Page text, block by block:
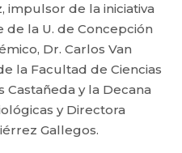
impulsor de la iniciativa
de la U. de Concepción
Dr. Carlos Van
la Facultad de Ciencias
Castañeda y la Decana
y Directora
Gallegos.